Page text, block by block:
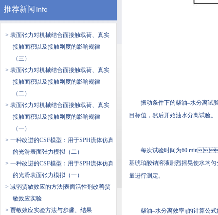
推荐新闻 Info
> 表面张力对机械结合面接触载荷、真实
接触面积以及接触刚度的影响规律
（三）
> 表面张力对机械结合面接触载荷、真实
接触面积以及接触刚度的影响规律
（二）
> 表面张力对机械结合面接触载荷、真实
接触面积以及接触刚度的影响规律
（一）
> 一种改进的CSF模型：用于SPH流体仿真
的光滑表面张力模拟（二）
> 一种改进的CSF模型：用于SPH流体仿真
的光滑表面张力模拟（一）
> 减弱贾敏效应的方法|表面活性剂改善贾
敏效应实验
> 贾敏效应实验方法与步骤、结果
振动条件下的柴油–水分离试
目标值，然后开始油水分离试验。
每次试验时间为60
基琥珀酸钠溶液剧烈摇晃使水均匀
量进行测定。
柴油–水分离效率η的计算公式如